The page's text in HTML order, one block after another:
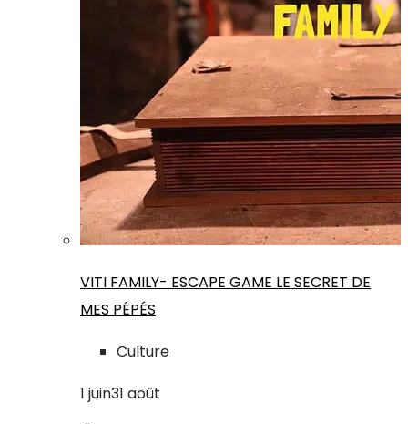
VITI FAMILY- ESCAPE GAME LE SECRET DE
MES PÉPÉS
Culture
1 juin31 août